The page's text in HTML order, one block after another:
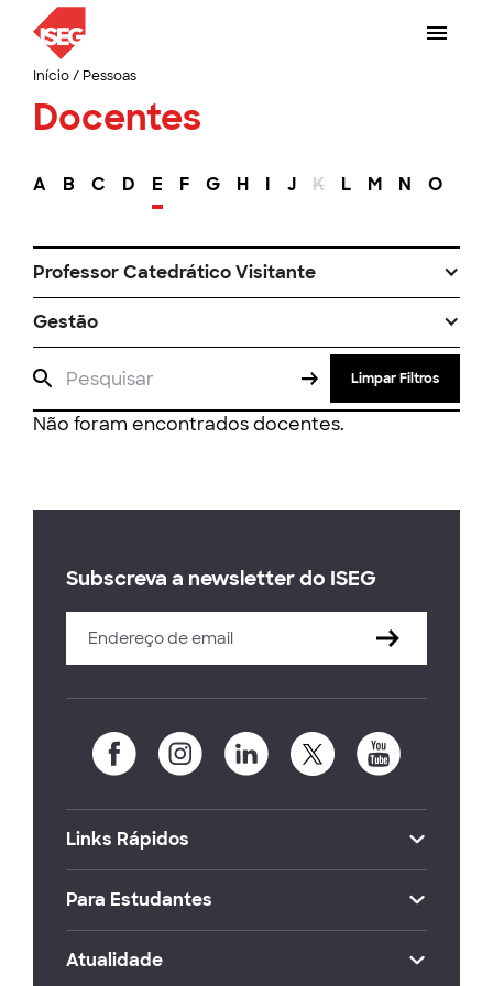
Início/ Pessoas
Docentes
A B C D E F G H I J K L M N O
Professor Catedrático Visitante
Gestão
Limpar Filtros
Não foram encontrados docentes.
Subscreva a newsletter do ISEG
Links Rápidos
Para Estudantes
Atualidade